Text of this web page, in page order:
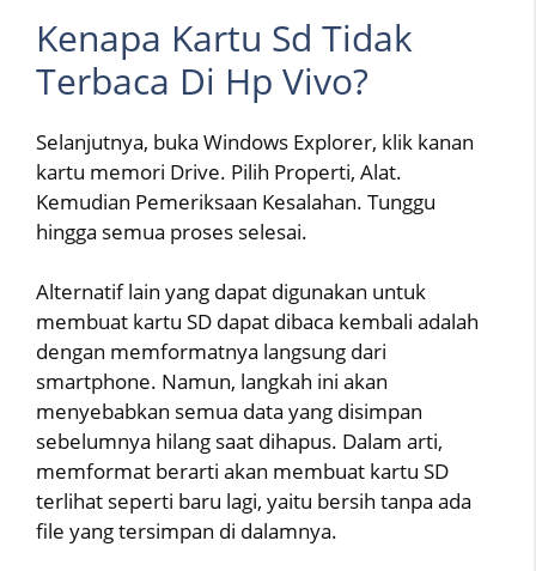
Kenapa Kartu Sd Tidak
Terbaca Di Hp Vivo?
Selanjutnya, buka Windows Explorer, klik kanan
kartu memori Drive. Pilih Properti, Alat.
Kemudian Pemeriksaan Kesalahan. Tunggu
hingga semua proses selesai.
Alternatif lain yang dapat digunakan untuk
membuat kartu SD dapat dibaca kembali adalah
dengan memformatnya langsung dari
smartphone. Namun, langkah ini akan
menyebabkan semua data yang disimpan
sebelumnya hilang saat dihapus. Dalam arti,
memformat berarti akan membuat kartu SD
terlihat seperti baru lagi, yaitu bersih tanpa ada
file yang tersimpan di dalamnya.